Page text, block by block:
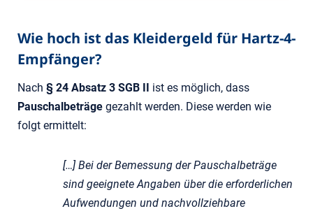
Wie hoch ist das Kleidergeld für Hartz-4-
Empfänger?
Nach § 24 Absatz 3 SGB II
ist es möglich, dass
Pauschalbeträge gezahlt werden. Diese werden wie
folgt ermittelt:
[…] Bei der Bemessung der Pauschalbeträge
sind geeignete Angaben über die erforderlichen
Aufwendungen und nachvollziehbare